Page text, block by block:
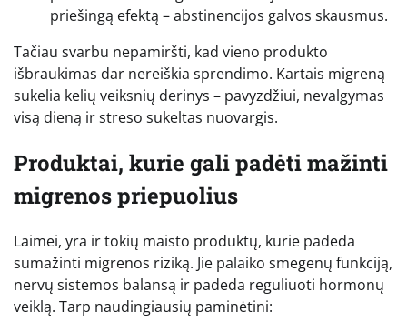
priešingą efektą – abstinencijos galvos skausmus.
Tačiau svarbu nepamiršti, kad vieno produkto
išbraukimas dar nereiškia sprendimo. Kartais migreną
sukelia kelių veiksnių derinys – pavyzdžiui, nevalgymas
visą dieną ir streso sukeltas nuovargis.
Produktai, kurie gali padėti mažinti
migrenos priepuolius
Laimei, yra ir tokių maisto produktų, kurie padeda
sumažinti migrenos riziką. Jie palaiko smegenų funkciją,
nervų sistemos balansą ir padeda reguliuoti hormonų
veiklą. Tarp naudingiausių paminėtini: